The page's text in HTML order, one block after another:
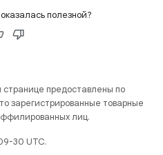
полезной?
странице предоставлены по
зарегистрированные товарные
лиц.
30 UTC.